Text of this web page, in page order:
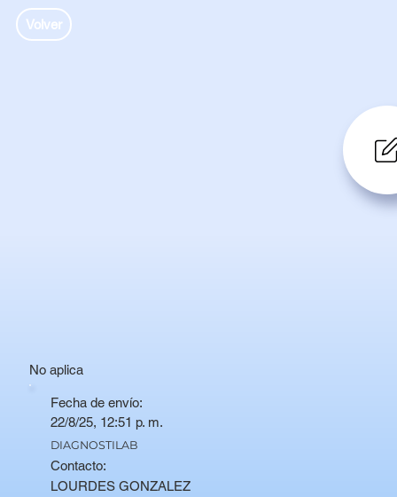
Volver
No aplica
Fecha de envío:
22/8/25, 12:51 p. m.
DIAGNOSTILAB
Contacto:
LOURDES GONZALEZ